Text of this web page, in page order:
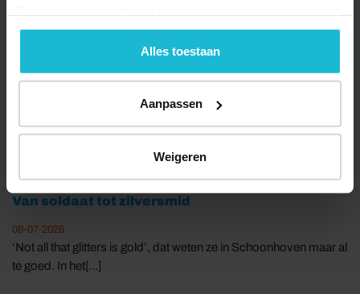
geen commerciële doelstelling. U kunt deze cookies via
de knoppen accepteren, beheren of weigeren.
Alles toestaan
Aanpassen
Weigeren
Fiets door het groene hart en ontdek de vestingstad. Woerden is
al ontstaan in de Romeinse[...]
Wandeling Jekerkwartier, Stokstraatkwartier en Binnenstad In
het Jeker- en Stokstraatkwartier[...]
Van soldaat tot zilversmid
08-07-2026
‘Not all that glitters is gold’, dat weten ze in Schoonhoven maar al
te goed. In het[...]